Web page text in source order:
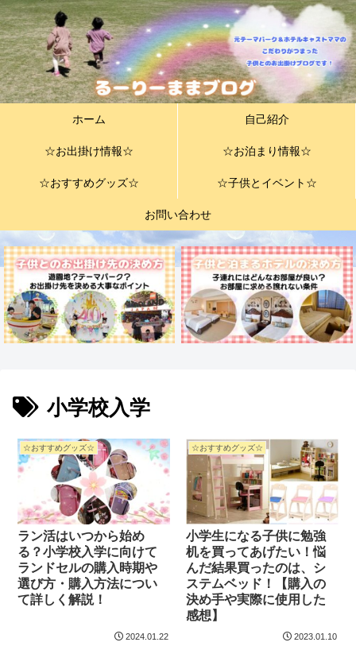
ホーム 自己紹介
☆お出掛け情報☆ ☆お泊まり情報☆
☆おすすめグッズ☆ ☆子供とイベント☆
お問い合わせ
小学校入学
☆おすすめグッズ☆
ラン活はいつから始め
る？小学校入学に向けて
ランドセルの購入時期や
選び方・購入方法につい
て詳しく解説！
2024.01.22
☆おすすめグッズ☆
小学生になる子供に勉強
机を買ってあげたい！悩
んだ結果買ったのは、シ
ステムベッド！【購入の
決め手や実際に使用した
感想】
2023.01.10